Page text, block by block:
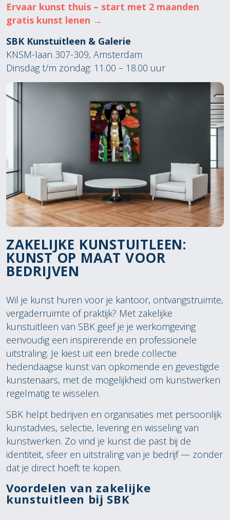
Ervaar kunst thuis – start met 2 maanden
gratis kunst lenen →
SBK Kunstuitleen & Galerie
KNSM-laan 307-309, Amsterdam
Dinsdag t/m zondag: 11.00 – 18.00 uur
ZAKELIJKE KUNSTUITLEEN:
KUNST OP MAAT VOOR
BEDRIJVEN
Wil je kunst huren voor je kantoor, ontvangstruimte,
vergaderruimte of praktijk? Met zakelijke
kunstuitleen van SBK geef je je werkomgeving
eenvoudig een inspirerende en professionele
uitstraling. Je kiest uit een brede collectie
hedendaagse kunst van opkomende en gevestigde
kunstenaars, met de mogelijkheid om kunstwerken
regelmatig te wisselen.
SBK helpt bedrijven en organisaties met persoonlijk
kunstadvies, selectie, levering en wisseling van
kunstwerken. Zo vind je kunst die past bij de
identiteit, sfeer en uitstraling van je bedrijf — zonder
dat je direct hoeft te kopen.
Voordelen van zakelijke
kunstuitleen bij SBK